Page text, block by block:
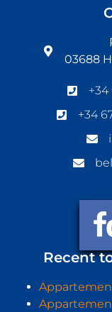
03688
+34
+34
Recent